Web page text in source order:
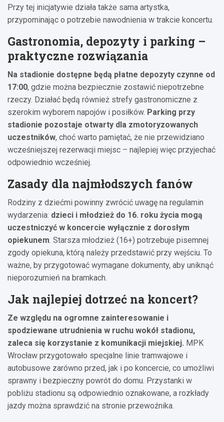
Przy tej inicjatywie działa także sama artystka,
przypominając o potrzebie nawodnienia w trakcie koncertu.
Gastronomia, depozyty i parking –
praktyczne rozwiązania
Na stadionie dostępne będą płatne depozyty czynne od
17:00, gdzie można bezpiecznie zostawić niepotrzebne
rzeczy. Działać będą również strefy gastronomiczne z
szerokim wyborem napojów i posiłków. Parking przy
stadionie pozostaje otwarty dla zmotoryzowanych
uczestników, choć warto pamiętać, że nie przewidziano
wcześniejszej rezerwacji miejsc – najlepiej więc przyjechać
odpowiednio wcześniej.
Zasady dla najmłodszych fanów
Rodziny z dziećmi powinny zwrócić uwagę na regulamin
wydarzenia: dzieci i młodzież do 16. roku życia mogą
uczestniczyć w koncercie wyłącznie z dorosłym
opiekunem. Starsza młodzież (16+) potrzebuje pisemnej
zgody opiekuna, którą należy przedstawić przy wejściu. To
ważne, by przygotować wymagane dokumenty, aby uniknąć
nieporozumień na bramkach.
Jak najlepiej dotrzeć na koncert?
Ze względu na ogromne zainteresowanie i
spodziewane utrudnienia w ruchu wokół stadionu,
zaleca się korzystanie z komunikacji miejskiej. MPK
Wrocław przygotowało specjalne linie tramwajowe i
autobusowe zarówno przed, jak i po koncercie, co umożliwi
sprawny i bezpieczny powrót do domu. Przystanki w
pobliżu stadionu są odpowiednio oznakowane, a rozkłady
jazdy można sprawdzić na stronie przewoźnika.